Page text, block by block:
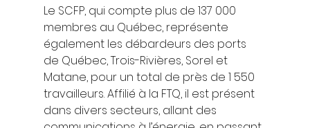
Le SCFP, qui compte plus de 137 000
membres au Québec, représente
également les débardeurs des ports
de Québec, Trois-Rivières, Sorel et
Matane, pour un total de près de 1 550
travailleurs. Affilié à la FTQ, il est présent
dans divers secteurs, allant des